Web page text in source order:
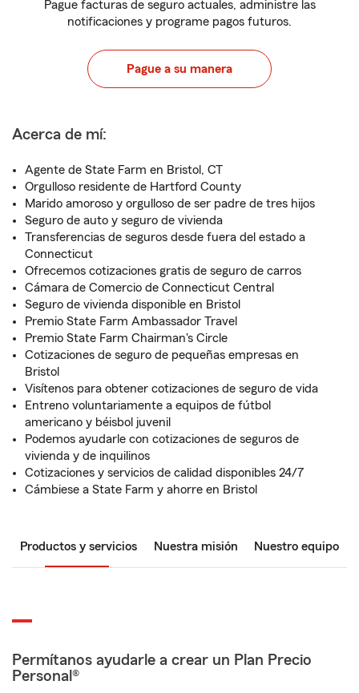
Pague facturas de seguro actuales, administre las
notificaciones y programe pagos futuros.
Pague a su manera
Acerca de mí:
Agente de State Farm en Bristol, CT
Orgulloso residente de Hartford County
Marido amoroso y orgulloso de ser padre de tres hijos
Seguro de auto y seguro de vivienda
Transferencias de seguros desde fuera del estado a
Connecticut
Ofrecemos cotizaciones gratis de seguro de carros
Cámara de Comercio de Connecticut Central
Seguro de vivienda disponible en Bristol
Premio State Farm Ambassador Travel
Premio State Farm Chairman's Circle
Cotizaciones de seguro de pequeñas empresas en
Bristol
Visítenos para obtener cotizaciones de seguro de vida
Entreno voluntariamente a equipos de fútbol
americano y béisbol juvenil
Podemos ayudarle con cotizaciones de seguros de
vivienda y de inquilinos
Cotizaciones y servicios de calidad disponibles 24/7
Cámbiese a State Farm y ahorre en Bristol
Productos y servicios Nuestra misión Nuestro equipo
Permítanos ayudarle a crear un Plan Precio
Personal®